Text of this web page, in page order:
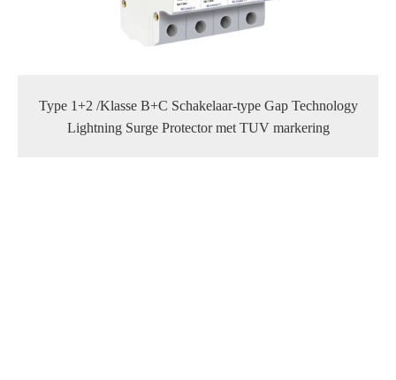
Type 1+2 /Klasse B+C Schakelaar-type Gap Technology
Lightning Surge Protector met TUV markering